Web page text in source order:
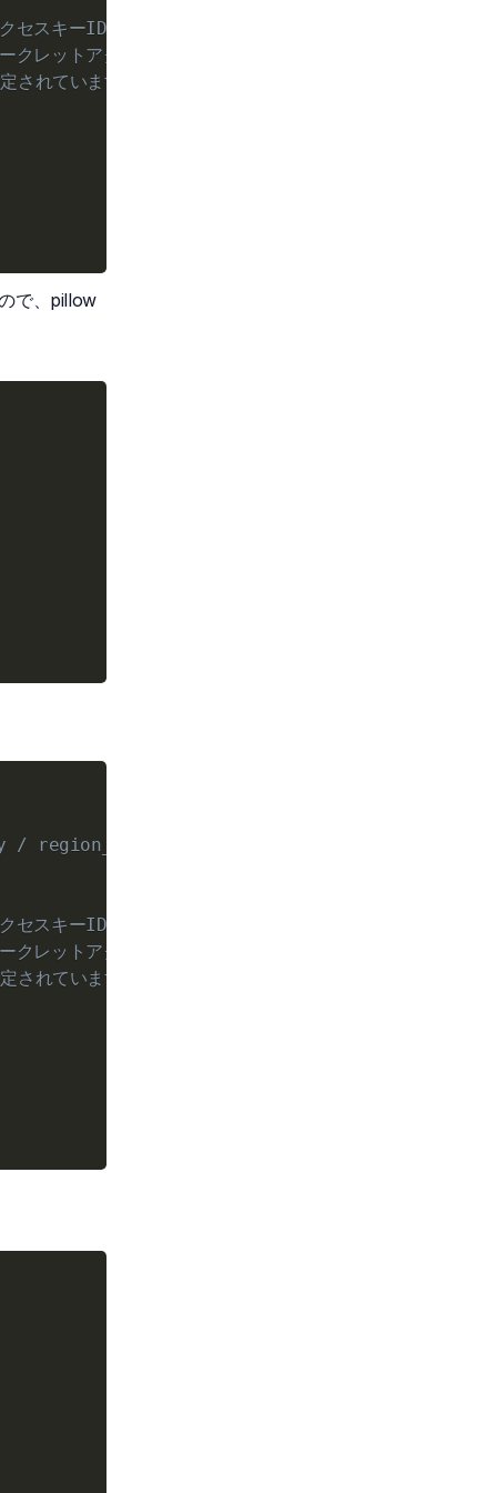
セスキーIDが設定されています
レットアクセスキーが設定されています
れています
で、pillow
などの引数は不要です。
セスキーIDが設定されています
レットアクセスキーが設定されています
れています